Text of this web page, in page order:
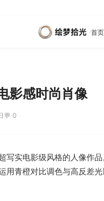
首页
影感时尚肖像
💬 0
写实电影级风格的人像作
用青橙对比调色与高反差